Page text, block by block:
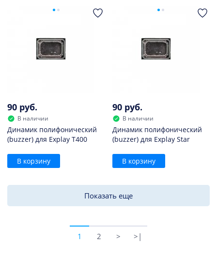
90 руб.
В наличии
Динамик полифонический
(buzzer) для Explay T400
В корзину
90 руб.
В наличии
Динамик полифонический
(buzzer) для Explay Star
В корзину
Показать еще
1 2 > >|